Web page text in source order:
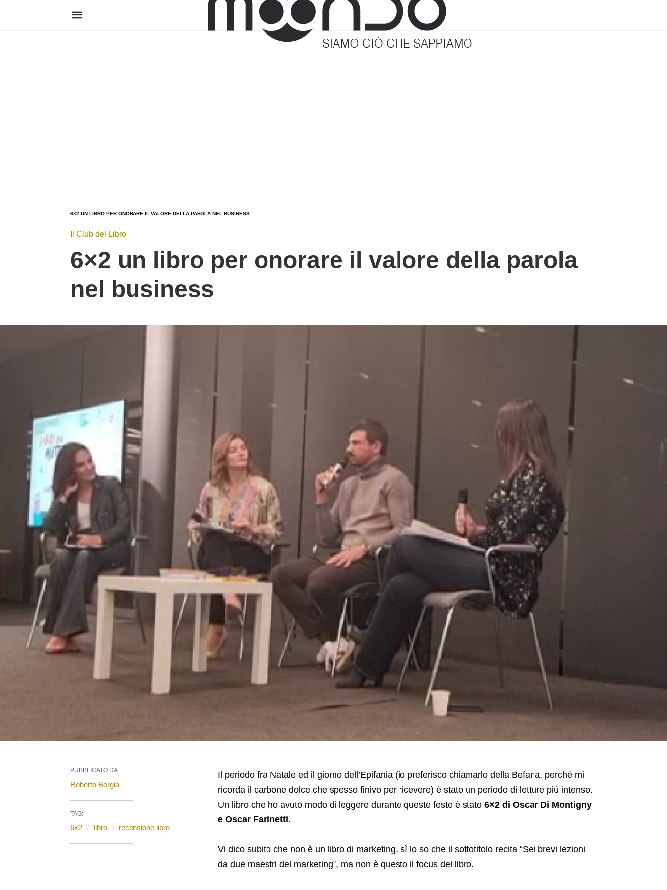
6×2 UN LIBRO PER ONORARE IL VALORE DELLA PAROLA NEL BUSINESS
Il Club del Libro
6×2 un libro per onorare il valore della parola
nel business
Il periodo fra Natale ed il giorno dell’Epifania (io preferisco chiamarlo della Befana, perché mi
ricorda il carbone dolce che spesso finivo per ricevere) è stato un periodo di letture più intenso.
Un libro che ho avuto modo di leggere durante queste feste è stato 6×2 di Oscar Di Montigny
e Oscar Farinetti.
Vi dico subito che non è un libro di marketing, sì lo so che il sottotitolo recita “Sei brevi lezioni
da due maestri del marketing”, ma non è questo il focus del libro.
PUBBLICATO DA
Roberto Borgia
TAG:
6x2 libro recensione libro